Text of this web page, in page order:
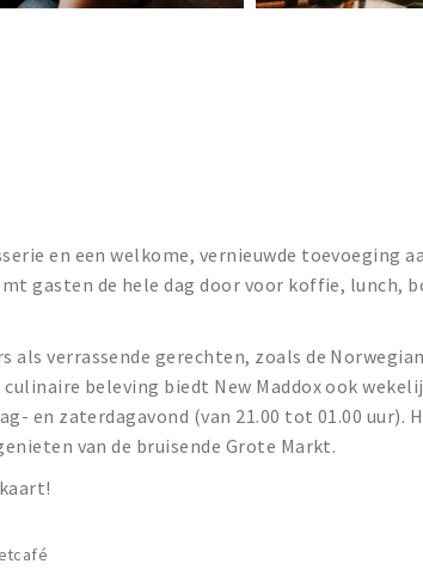
en een welkome, vernieuwde toevoeging
gasten de hele dag door voor koffie, lunch,
als verrassende gerechten, zoals de
beleving biedt New Maddox ook
en zaterdagavond (van 21.00 tot 01.00 uur).
van de bruisende Grote Markt.